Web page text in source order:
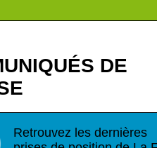
DE
Retrouvez les dernières